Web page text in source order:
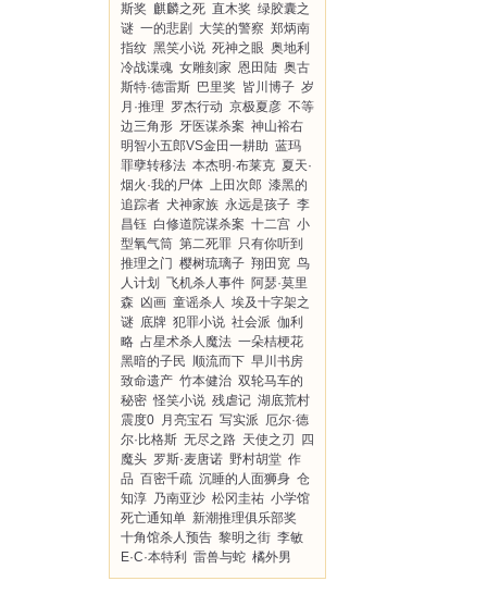
斯奖 麒麟之死 直木奖 绿胶囊之
谜 一的悲剧 大笑的警察 郑炳南
指纹 黑笑小说 死神之眼 奥地利
冷战谍魂 女雕刻家 恩田陆 奥古
斯特·德雷斯 巴里奖 皆川博子 岁
月·推理 罗杰行动 京极夏彦 不等
边三角形 牙医谋杀案 神山裕右
明智小五郎VS金田一耕助 蓝玛
罪孽转移法 本杰明·布莱克 夏天·
烟火·我的尸体 上田次郎 漆黑的
追踪者 犬神家族 永远是孩子 李
昌钰 白修道院谋杀案 十二宫 小
型氧气筒 第二死罪 只有你听到
推理之门 樱树琉璃子 翔田宽 鸟
人计划
飞机杀人事件 阿瑟·莫里
森 凶画 童谣杀人 埃及十字架之
谜 底牌 犯罪小说 社会派 伽利
略 占星术杀人魔法 一朵桔梗花
黑暗的子民 顺流而下 早川书房
致命遗产 竹本健治 双轮马车的
秘密 怪笑小说 残虐记 湖底荒村
震度0 月亮宝石 写实派 厄尔·德
尔·比格斯 无尽之路 天使之刃
四
魔头 罗斯·麦唐诺 野村胡堂 作
品 百密千疏 沉睡的人面狮身 仓
知淳 乃南亚沙 松冈圭祐 小学馆
死亡通知单 新潮推理俱乐部奖
十角馆杀人预告 黎明之街 李敏
E·C·本特利
雷兽与蛇 橘外男